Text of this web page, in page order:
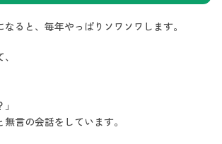
ると、毎年やっぱりソワソワします。
言の会話をしています。